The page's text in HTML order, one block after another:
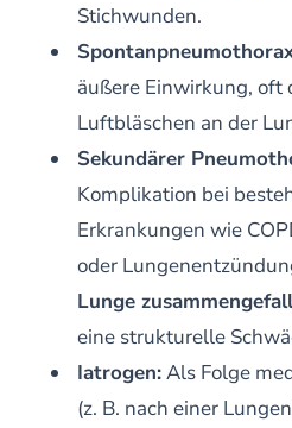
Stichwunden.
äußere Einwirkung, oft
Luftbläschen an der
Sekundärer
Komplikation bei
Erkrankungen wie
oder
Lunge
eine strukturelle
Iatrogen:Als Folge
(z. B. nach einer